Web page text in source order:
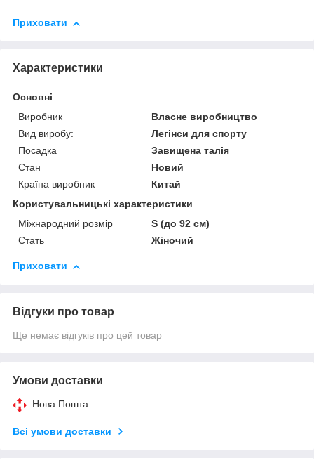
Приховати
Характеристики
Основні
Виробник
Власне виробництво
Вид виробу:
Легінси для спорту
Посадка
Завищена талія
Стан
Новий
Країна виробник
Китай
Користувальницькі характеристики
Міжнародний розмір
S (до 92 см)
Стать
Жіночий
Приховати
Відгуки про товар
Ще немає відгуків про цей товар
Умови доставки
Нова Пошта
Всі умови доставки